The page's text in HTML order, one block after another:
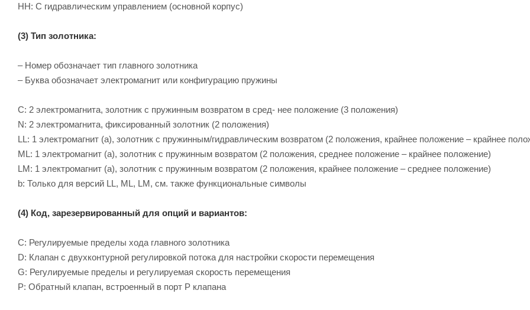
HH: С гидравлическим управлением (основной корпус)
(3) Тип золотника:
– Номер обозначает тип главного золотника
– Буква обозначает электромагнит или конфигурацию пружины
C: 2 электромагнита, золотник с пружинным возвратом в сред- нее положение (3 положения)
N: 2 электромагнита, фиксированный золотник (2 положения)
LL: 1 электромагнит (a), золотник с пружинным/гидравлическим возвратом (2 положения, крайнее положение – крайнее
ML: 1 электромагнит (a), золотник с пружинным возвратом (2 положения, среднее положение – крайнее положение)
LM: 1 электромагнит (a), золотник с пружинным возвратом (2 положения, крайнее положение – среднее положение)
b: Только для версий LL, ML, LM, см. также функциональные символы
(4) Код, зарезервированный для опций и вариантов:
C: Регулируемые пределы хода главного золотника
D: Клапан с двухконтурной регулировкой потока для настройки скорости перемещения
G: Регулируемые пределы и регулируемая скорость перемещения
P: Обратный клапан, встроенный в порт P клапана